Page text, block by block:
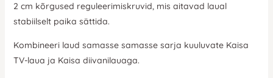
2 cm kõrgused reguleerimiskruvid, mis aitavad laual
stabiilselt paika sättida.
Kombineeri laud samasse samasse sarja kuuluvate Kaisa
TV-laua ja Kaisa diivanilauaga.